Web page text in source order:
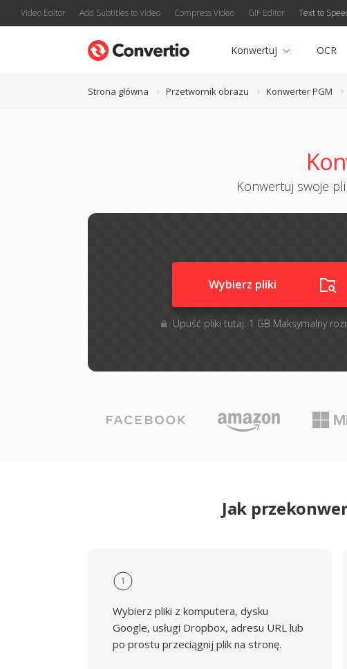
Video Editor Add Subtitles to Video Compress Video GIF Editor Text to
Konwertuj OCR
Strona główna Przetwornik obrazu Konwerter PGM
Konwertuj swoje
Wybierz pliki
Upuść pliki tutaj. 1 GB Maksymalny
Jak
1
Wybierz pliki z komputera, dysku
Google, usługi Dropbox, adresu URL lub
po prostu przeciągnij plik na stronę.